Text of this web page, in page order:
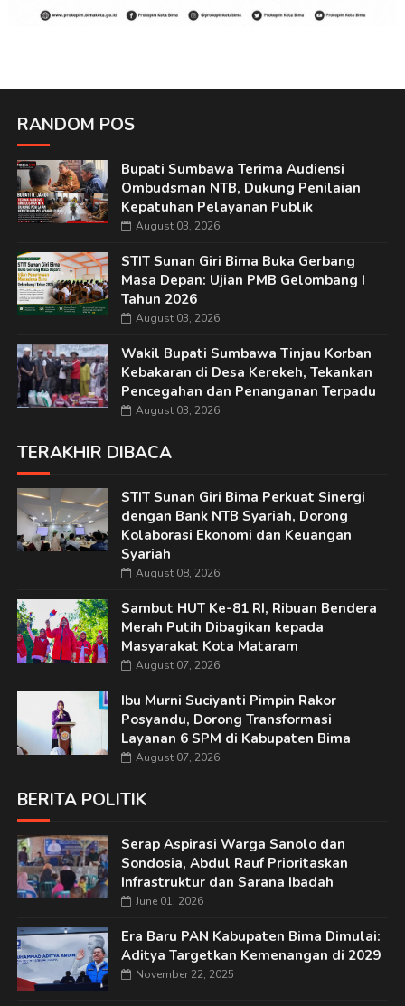
RANDOM POS
Bupati Sumbawa Terima Audiensi
Ombudsman NTB, Dukung Penilaian
Kepatuhan Pelayanan Publik
August 03, 2026
STIT Sunan Giri Bima Buka Gerbang
Masa Depan: Ujian PMB Gelombang I
Tahun 2026
August 03, 2026
Wakil Bupati Sumbawa Tinjau Korban
Kebakaran di Desa Kerekeh, Tekankan
Pencegahan dan Penanganan Terpadu
August 03, 2026
TERAKHIR DIBACA
STIT Sunan Giri Bima Perkuat Sinergi
dengan Bank NTB Syariah, Dorong
Kolaborasi Ekonomi dan Keuangan
Syariah
August 08, 2026
Sambut HUT Ke-81 RI, Ribuan Bendera
Merah Putih Dibagikan kepada
Masyarakat Kota Mataram
August 07, 2026
Ibu Murni Suciyanti Pimpin Rakor
Posyandu, Dorong Transformasi
Layanan 6 SPM di Kabupaten Bima
August 07, 2026
BERITA POLITIK
Serap Aspirasi Warga Sanolo dan
Sondosia, Abdul Rauf Prioritaskan
Infrastruktur dan Sarana Ibadah
June 01, 2026
Era Baru PAN Kabupaten Bima Dimulai:
Aditya Targetkan Kemenangan di 2029
November 22, 2025